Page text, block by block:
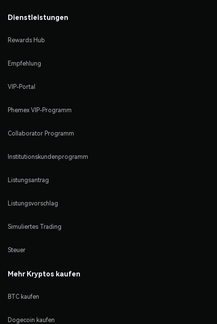
Dienstleistungen
Rewards Hub
Empfehlung
VIP-Portal
Phemex VIP-Programm
Collaborator Programm
Institutionskundenprogramm
Listungsantrag
Listungsvorschlag
Simuliertes Trading
Steuer
Mehr Kryptos kaufen
BTC kaufen
Dogecoin kaufen